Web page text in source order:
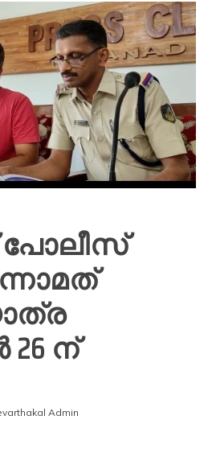
പോലീസ്
ന്
Admin